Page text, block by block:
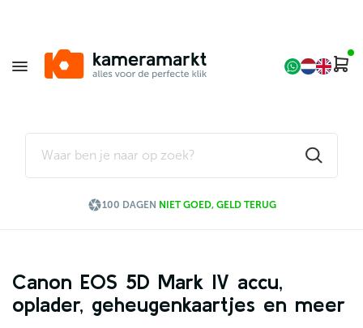
100 DAGEN NIET GOED, GELD TERUG
Canon EOS 5D Mark IV accu,
oplader, geheugenkaartjes en meer